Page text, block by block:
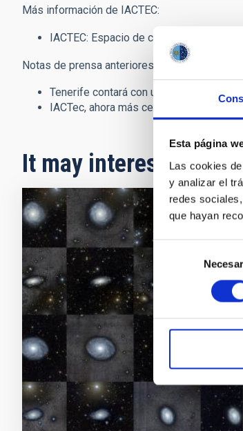
Esta página
Las cookies
y analizar el
redes
que hayan
Selección
consentimiento
Más información de IACTEC:
IACTEC: Espacio de colaboración
Notas de prensa anteriores:
Tenerife contará con un centro puntero
IACTec, ahora más cerca
It may interest you